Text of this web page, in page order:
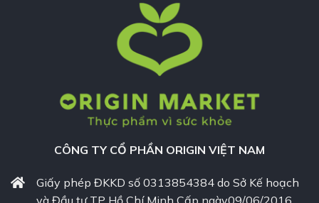
CÔNG TY CỔ PHẦN ORIGIN VIỆT NAM
Giấy phép ĐKKD số 0313854384 do Sở Kế hoạch
và Đầu tư TP Hồ Chí Minh Cấp ngày09/06/2016